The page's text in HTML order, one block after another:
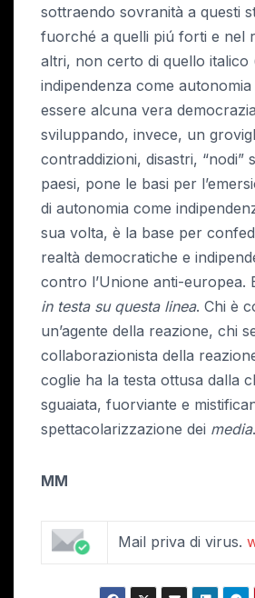
sottraendo sovranità a questi
fuorché a quelli piú forti e nel
altri, non certo di quello italico
indipendenza come
essere alcuna vera
sviluppando, invece, un
contraddizioni, disastri, “nodi”
paesi, pone le basi per
di autonomia come
sua volta, è la base per
realtà democratiche e
contro l’Unione anti-europea.
in testa su questa linea. Chi è
un’agente della reazione, chi
collaborazionista della
coglie ha la testa ottusa dalla
sguaiata, fuorviante e
spettacolarizzazione dei media.
MM
Mail priva di virus.